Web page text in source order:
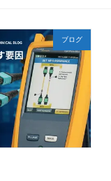
ブログ